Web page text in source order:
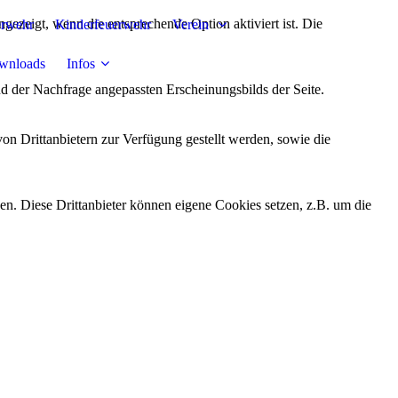
Kinderfeuerwehr Verein
Infos
wenn die entsprechende Option aktiviert ist. Die
Nachfrage angepassten Erscheinungsbilds der Seite.
Drittanbietern zur Verfügung gestellt werden, sowie die
Diese Drittanbieter können eigene Cookies setzen, z.B. um die